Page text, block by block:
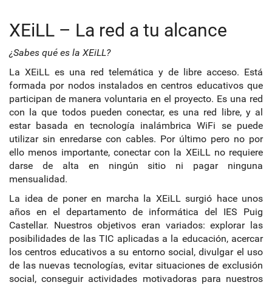
XEiLL – La red a tu alcance
¿Sabes qué es la XEiLL?
La XEiLL es una red telemática y de libre acceso. Está
formada por nodos instalados en centros educativos que
participan de manera voluntaria en el proyecto. Es una red
con la que todos pueden conectar, es una red libre, y al
estar basada en tecnología inalámbrica WiFi se puede
utilizar sin enredarse con cables. Por último pero no por
ello menos importante, conectar con la XEiLL no requiere
darse de alta en ningún sitio ni pagar ninguna
mensualidad.
La idea de poner en marcha la XEiLL surgió hace unos
años en el departamento de informática del IES Puig
Castellar. Nuestros objetivos eran variados: explorar las
posibilidades de las TIC aplicadas a la educación, acercar
los centros educativos a su entorno social, divulgar el uso
de las nuevas tecnologías, evitar situaciones de exclusión
social, conseguir actividades motivadoras para nuestros